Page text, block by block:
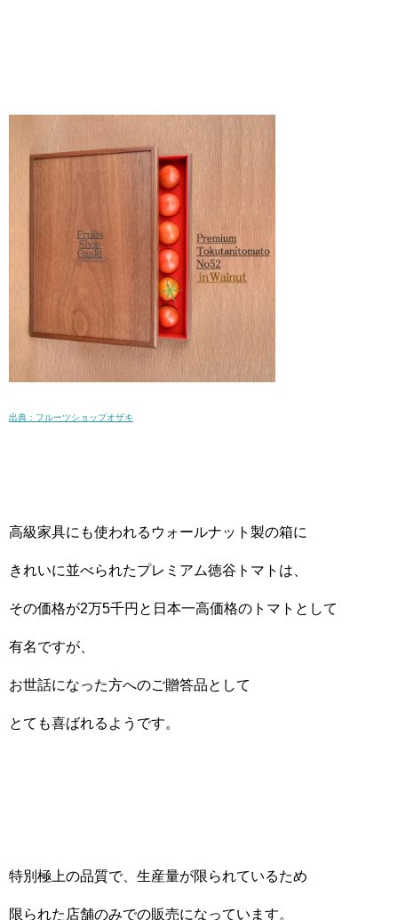
出典：フルーツショップオザキ
高級家具にも使われるウォールナット製の箱に
きれいに並べられたプレミアム徳谷トマトは、
その価格が2万5千円と日本一高価格のトマトとして
有名ですが、
お世話になった方へのご贈答品として
とても喜ばれるようです。
特別極上の品質で、生産量が限られているため
限られた店舗のみでの販売になっています。